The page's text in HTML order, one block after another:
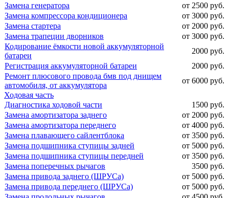
Замена генератора
от 2500 руб.
Замена компрессора кондиционера
от 3000 руб.
Замена стартера
от 2000 руб.
Замена трапеции дворников
от 3000 руб.
Кодирование ёмкости новой аккумуляторной
батареи
2000 руб.
Регистрация аккумуляторной батареи
2000 руб.
Ремонт плюсового провода бмв под днищем
автомобиля, от аккумулятора
от 6000 руб.
Ходовая часть
Диагностика ходовой части
1500 руб.
Замена амортизатора заднего
от 2000 руб.
Замена амортизатора переднего
от 4000 руб.
Замена плавающего сайлентблока
от 3500 руб.
Замена подшипника ступицы задней
от 5000 руб.
Замена подшипника ступицы передней
от 3500 руб.
Замена поперечных рычагов
3500 руб.
Замена привода заднего (ШРУСа)
от 5000 руб.
Замена привода переднего (ШРУСа)
от 5000 руб.